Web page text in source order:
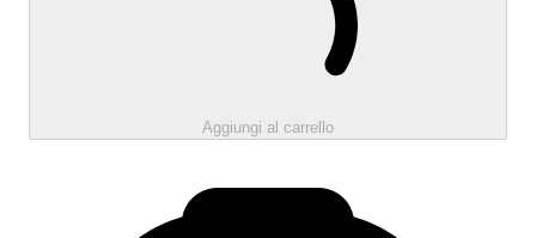
Aggiungi al carrello